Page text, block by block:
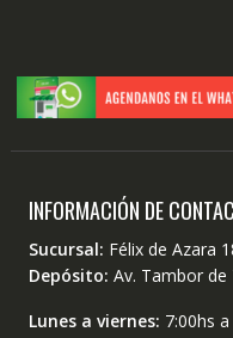
INFORMACIÓN DE
Sucursal: Félix de Azara
Depósito: Av. Tambor de
Lunes a viernes: 7:00hs